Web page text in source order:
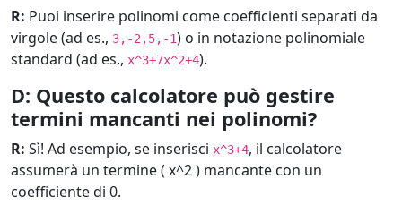
R: Puoi inserire polinomi come coefficienti separati da
virgole (ad es., 3,-2,5,-1) o in notazione polinomiale
standard (ad es., x^3+7x^2+4).
D: Questo calcolatore può gestire
termini mancanti nei polinomi?
R: Sì! Ad esempio, se inserisci x^3+4, il calcolatore
assumerà un termine ( x^2 ) mancante con un
coefficiente di 0.